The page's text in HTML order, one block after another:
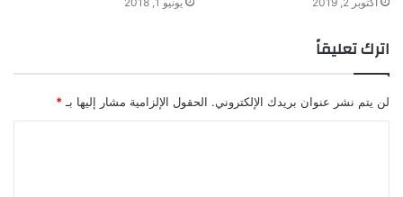
اترك تعليقاً
لن يتم نشر عنوان بريدك الإلكتروني. الحقول الإلزامية مشار إليها بـ *